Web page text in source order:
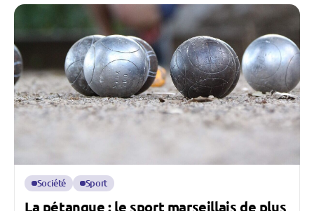
Société Sport
La pétanque : le sport marseillais de plus